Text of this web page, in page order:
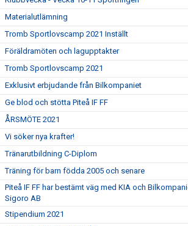
Materialutlämning
Tromb Sportlovscamp 2021 Inställt
Föräldramöten och lagupptakter
Tromb Sportlovscamp 2021
Exklusivt erbjudande från Bilkompaniet
Ge blod och stötta Piteå IF FF
ÅRSMÖTE 2021
Vi söker nya krafter!
Tränarutbildning C-Diplom
Träning för barn födda 2005 och senare
Piteå IF FF har bestämt väg med KIA och
Sigoro AB
Stipendium 2021